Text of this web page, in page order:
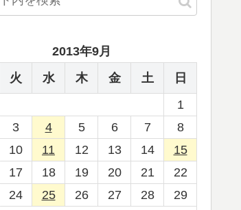
2013年9月
火 水 木 金 土
日
1
3 4 5 6 7
8
10 11 12 13 14
15
17 18 19 20 21
22
24 25 26 27 28
29